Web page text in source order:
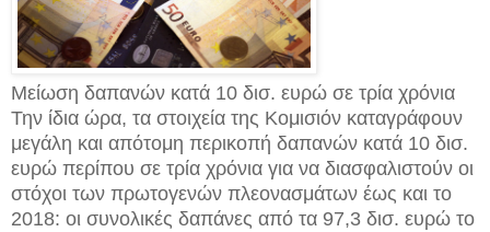
Μείωση δαπανών κατά 10 δισ. ευρώ σε τρία χρόνια
Την ίδια ώρα, τα στοιχεία της Κομισιόν καταγράφουν
μεγάλη και απότομη περικοπή δαπανών κατά 10 δισ.
ευρώ περίπου σε τρία χρόνια για να διασφαλιστούν οι
στόχοι των πρωτογενών πλεονασμάτων έως και το
2018: οι συνολικές δαπάνες από τα 97,3 δισ. ευρώ το